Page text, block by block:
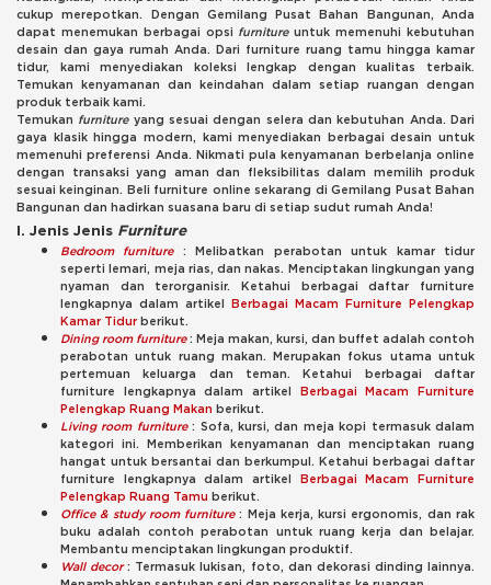
cukup merepotkan. Dengan Gemilang Pusat Bahan Bangunan, Anda
dapat menemukan berbagai opsi furnitureuntuk memenuhi kebutuhan
desain dan gaya rumah Anda. Dari furniture ruang tamu hingga kamar
tidur, kami menyediakan koleksi lengkap dengan kualitas terbaik.
Temukan kenyamanan dan keindahan dalam setiap ruangan dengan
produk terbaik kami.
Temukan furnitureyang sesuai dengan selera dan kebutuhan Anda. Dari
gaya klasik hingga modern, kami menyediakan berbagai desain untuk
memenuhi preferensi Anda. Nikmati pula kenyamanan berbelanja online
dengan transaksi yang aman dan fleksibilitas dalam memilih produk
sesuai keinginan. Beli furniture online sekarang di Gemilang Pusat Bahan
Bangunan dan hadirkan suasana baru di setiap sudut rumah Anda!
I. Jenis Jenis Furniture
Bedroom furniture
: Melibatkan perabotan untuk kamar tidur
seperti lemari, meja rias, dan nakas. Menciptakan lingkungan yang
nyaman dan terorganisir. Ketahui berbagai daftar furniture
lengkapnya dalam artikel Berbagai Macam Furniture Pelengkap
Kamar Tidur berikut.
Dining room furniture: Meja makan, kursi, dan buffet adalah contoh
perabotan untuk ruang makan. Merupakan fokus utama untuk
pertemuan keluarga dan teman. Ketahui berbagai daftar
furniture lengkapnya dalam artikel Berbagai Macam Furniture
Pelengkap Ruang Makan berikut.
Living room furniture : Sofa, kursi, dan meja kopi termasuk dalam
kategori ini. Memberikan kenyamanan dan menciptakan ruang
hangat untuk bersantai dan berkumpul. Ketahui berbagai daftar
furniture lengkapnya dalam artikel Berbagai Macam Furniture
Pelengkap Ruang Tamu berikut.
Office & study room furniture : Meja kerja, kursi ergonomis, dan rak
buku adalah contoh perabotan untuk ruang kerja dan belajar.
Membantu menciptakan lingkungan produktif.
Wall decor : Termasuk lukisan, foto, dan dekorasi dinding lainnya.